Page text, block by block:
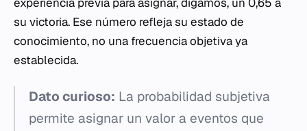
su victoria. Ese número refleja su estado de
conocimiento, no una frecuencia objetiva ya
establecida.
Dato curioso: La probabilidad subjetiva
permite asignar un valor a eventos que